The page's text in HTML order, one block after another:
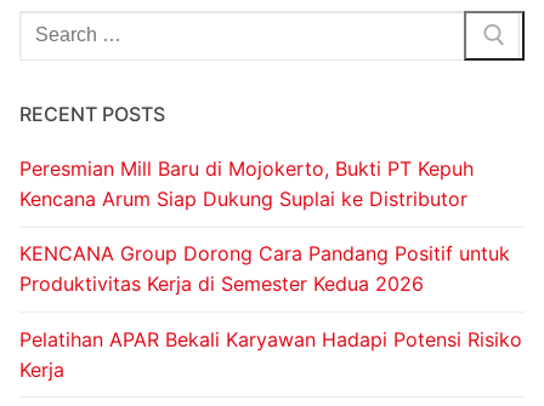
RECENT POSTS
Peresmian Mill Baru di Mojokerto, Bukti PT Kepuh
Kencana Arum Siap Dukung Suplai ke Distributor
KENCANA Group Dorong Cara Pandang Positif untuk
Produktivitas Kerja di Semester Kedua 2026
Pelatihan APAR Bekali Karyawan Hadapi Potensi Risiko
Kerja